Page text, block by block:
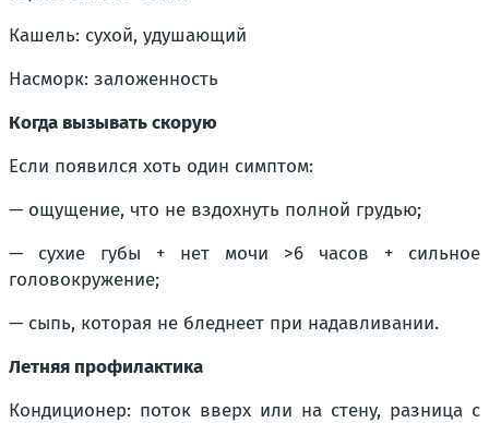
Кашель: сухой, удушающий
Насморк: заложенность
Когда вызывать скорую
Если появился хоть один симптом:
— ощущение, что не вздохнуть полной грудью;
— сухие губы + нет мочи >6 часов + сильное
головокружение;
— сыпь, которая не бледнеет при надавливании.
Летняя профилактика
Кондиционер: поток вверх или на стену, разница с